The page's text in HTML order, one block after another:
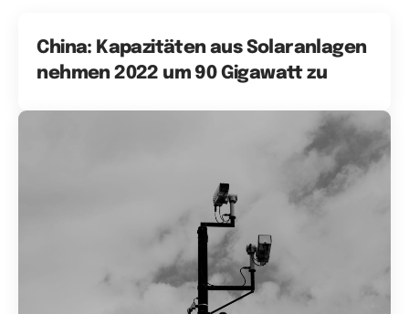
China: Kapazitäten aus Solaranlagen
nehmen 2022 um 90 Gigawatt zu